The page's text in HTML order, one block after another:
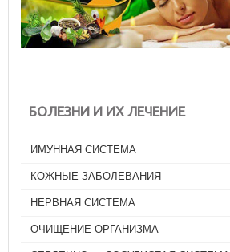
БОЛЕЗНИ И ИХ ЛЕЧЕНИЕ
ИМУННАЯ СИСТЕМА
КОЖНЫЕ ЗАБОЛЕВАНИЯ
НЕРВНАЯ СИСТЕМА
ОЧИЩЕНИЕ ОРГАНИЗМА